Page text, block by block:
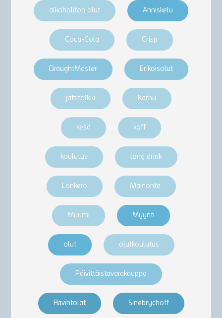
alkoholiton olut Anniskelu
Coca-Cola Crisp
DraughtMaster Erikoisolut
jättitölkki Karhu
kesä koff
koulutus long drink
Lonkero Mainonta
Muumi Myynti
olut olutkoulutus
Päivittäistavarakauppa
Ravintolat Sinebrychoff